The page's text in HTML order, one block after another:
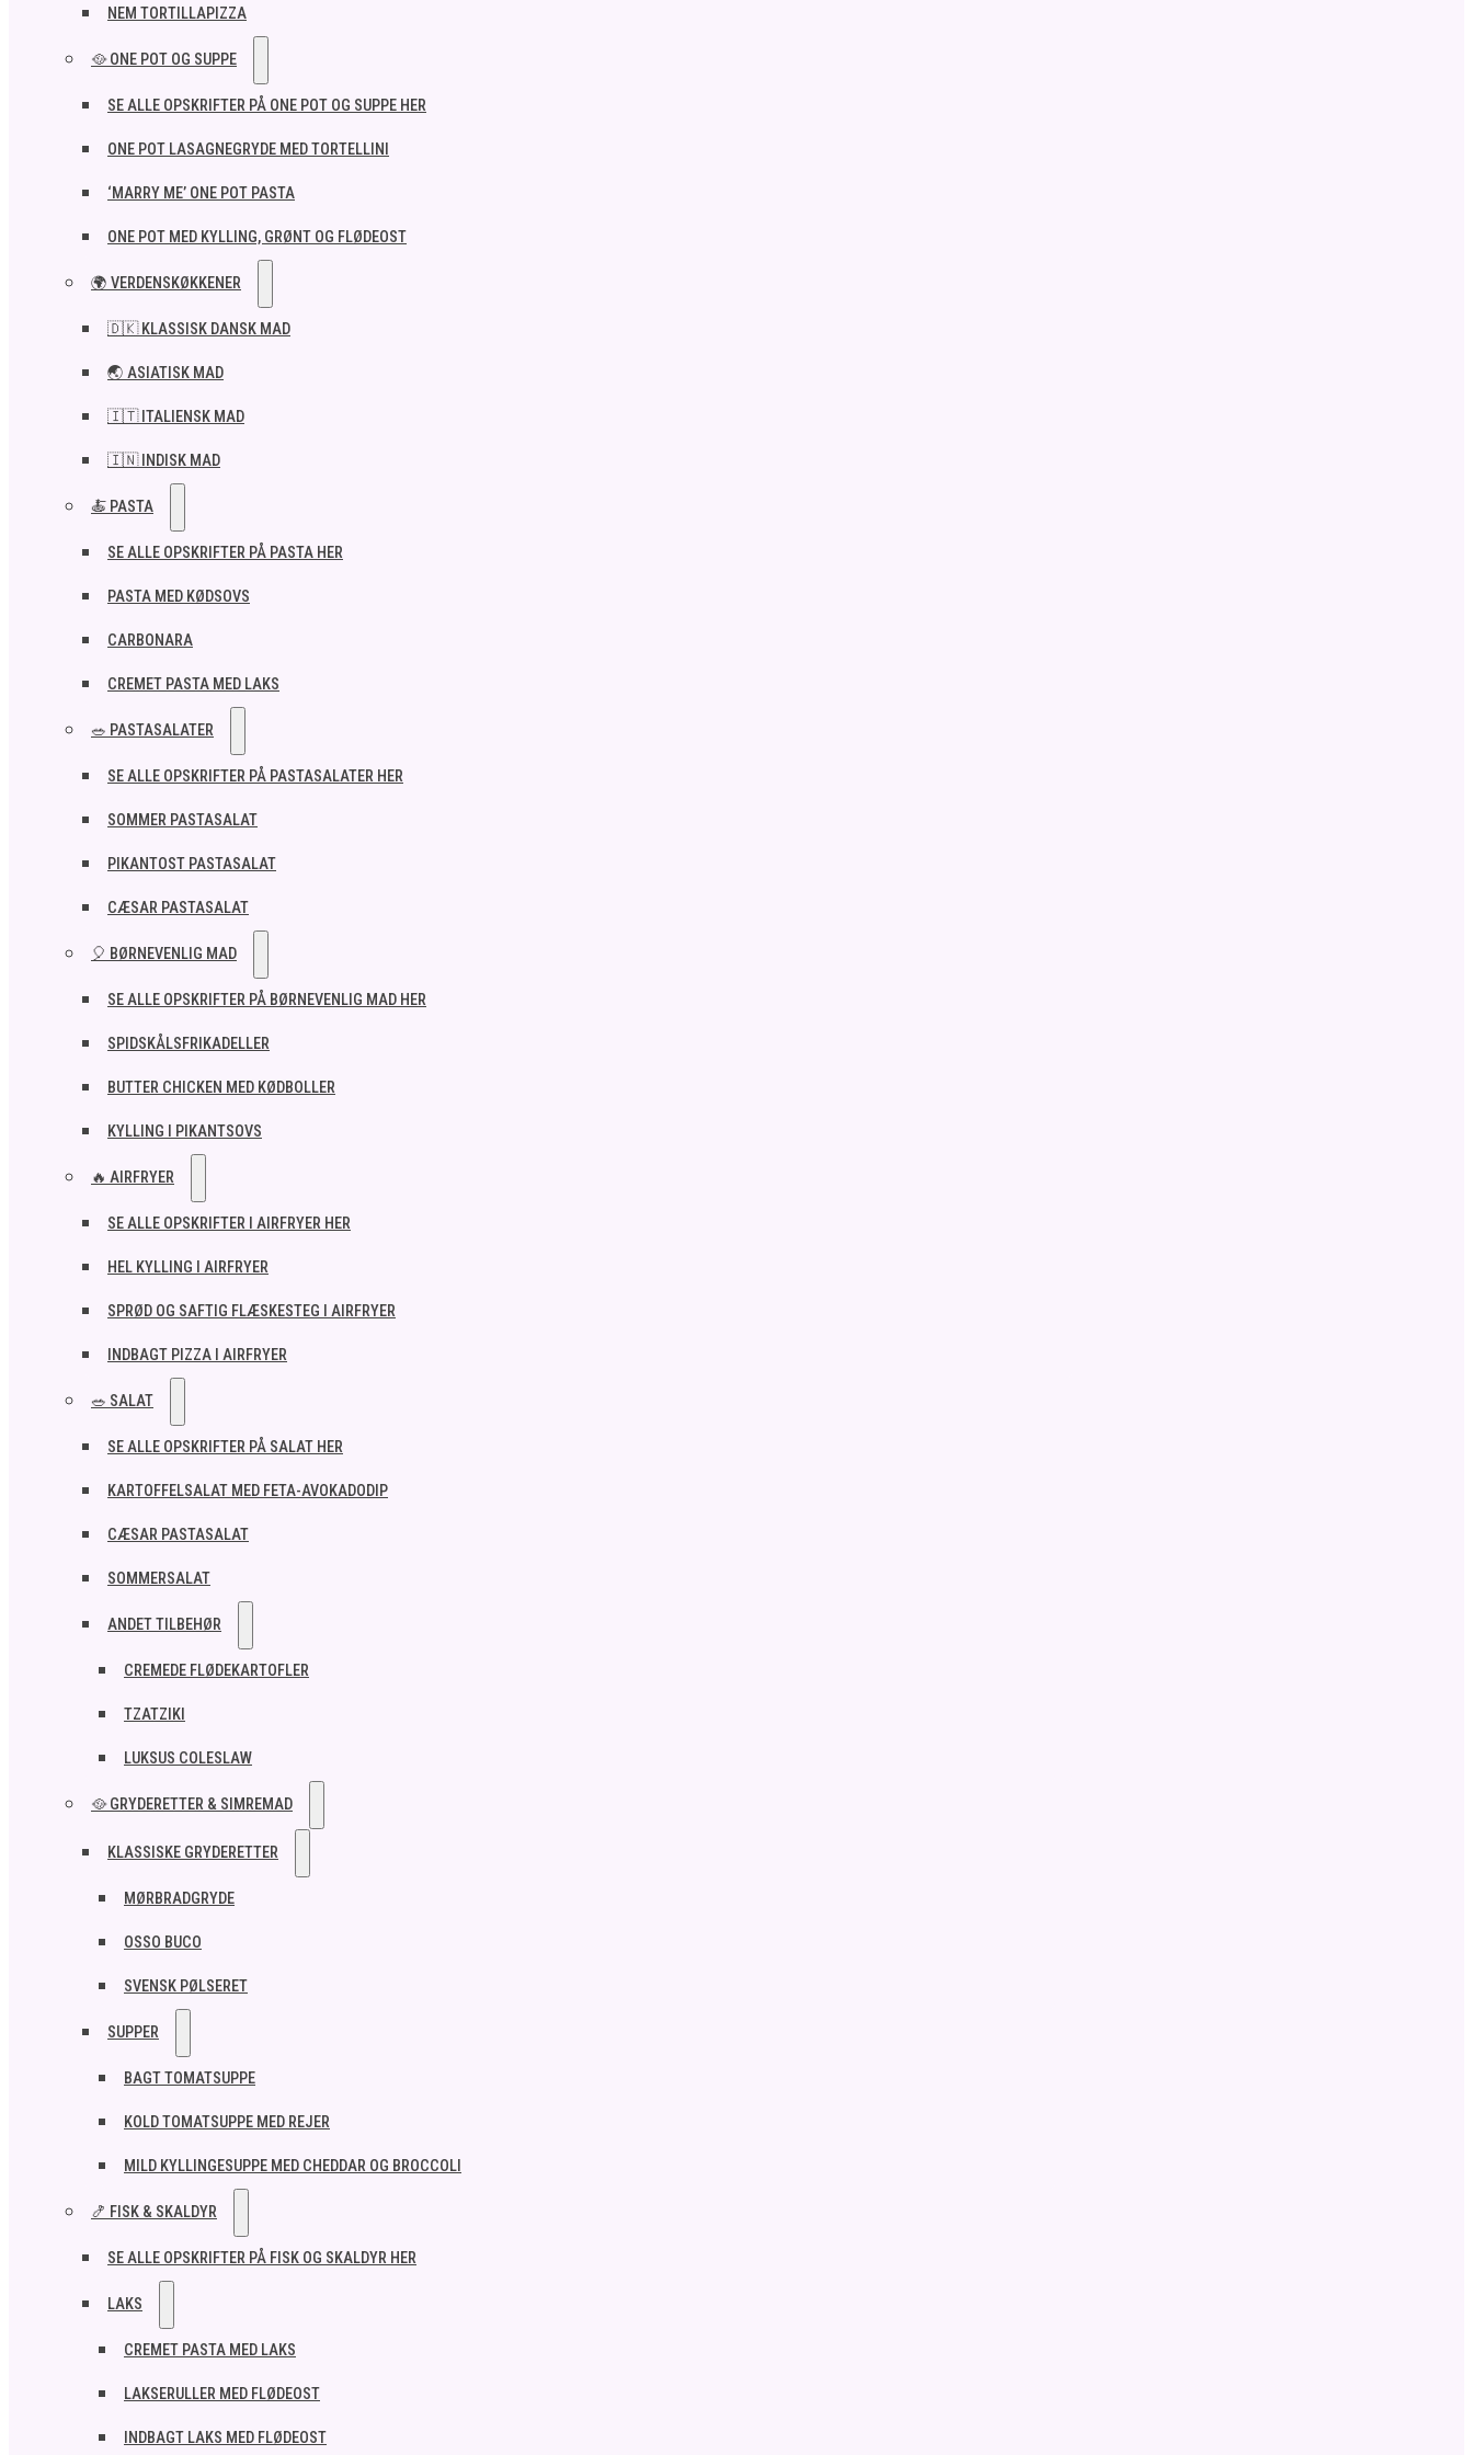
NEM TORTILLAPIZZA
🥘 ONE POT OG SUPPE
SE ALLE OPSKRIFTER PÅ ONE POT OG SUPPE HER
ONE POT LASAGNEGRYDE MED TORTELLINI
‘MARRY ME’ ONE POT PASTA
ONE POT MED KYLLING, GRØNT OG FLØDEOST
🌍 VERDENSKØKKENER
🇩🇰 KLASSISK DANSK MAD
🌏 ASIATISK MAD
🇮🇹 ITALIENSK MAD​
🇮🇳 INDISK MAD​
🍝 PASTA
SE ALLE OPSKRIFTER PÅ PASTA HER
PASTA MED KØDSOVS
CARBONARA
CREMET PASTA MED LAKS
🥗 PASTASALATER
SE ALLE OPSKRIFTER PÅ PASTASALATER HER
SOMMER PASTASALAT
PIKANTOST PASTASALAT
CÆSAR PASTASALAT
🎈 BØRNEVENLIG MAD
SE ALLE OPSKRIFTER PÅ BØRNEVENLIG MAD HER
SPIDSKÅLSFRIKADELLER
BUTTER CHICKEN MED KØDBOLLER
KYLLING I PIKANTSOVS
🔥 AIRFRYER
SE ALLE OPSKRIFTER I AIRFRYER HER
HEL KYLLING I AIRFRYER
SPRØD OG SAFTIG FLÆSKESTEG I AIRFRYER
INDBAGT PIZZA I AIRFRYER
🥗 SALAT
SE ALLE OPSKRIFTER PÅ SALAT HER
KARTOFFELSALAT MED FETA-AVOKADODIP
CÆSAR PASTASALAT
SOMMERSALAT
ANDET TILBEHØR
CREMEDE FLØDEKARTOFLER
TZATZIKI
LUKSUS COLESLAW
🥘 GRYDERETTER & SIMREMAD
KLASSISKE GRYDERETTER
MØRBRADGRYDE
OSSO BUCO
SVENSK PØLSERET
SUPPER
BAGT TOMATSUPPE
KOLD TOMATSUPPE MED REJER
MILD KYLLINGESUPPE MED CHEDDAR OG BROCCOLI
🍤 FISK & SKALDYR
SE ALLE OPSKRIFTER PÅ FISK OG SKALDYR HER
LAKS
CREMET PASTA MED LAKS
LAKSERULLER MED FLØDEOST
INDBAGT LAKS MED FLØDEOST